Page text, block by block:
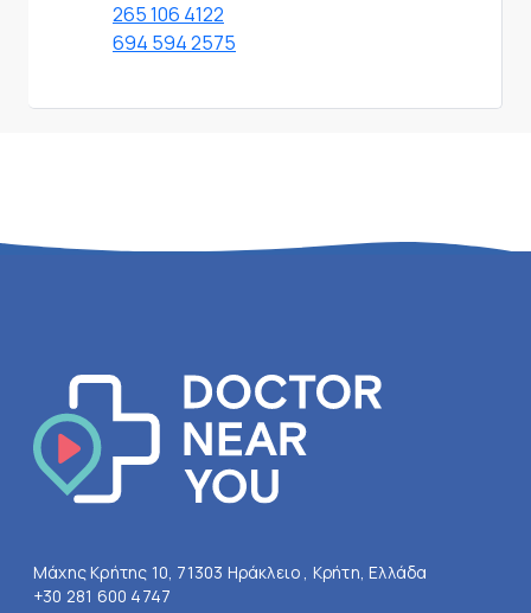
265 106 4122
694 594 2575
Μάχης Κρήτης 10, 71303 Ηράκλειο , Κρήτη, Ελλάδα
+30 281 600 4747